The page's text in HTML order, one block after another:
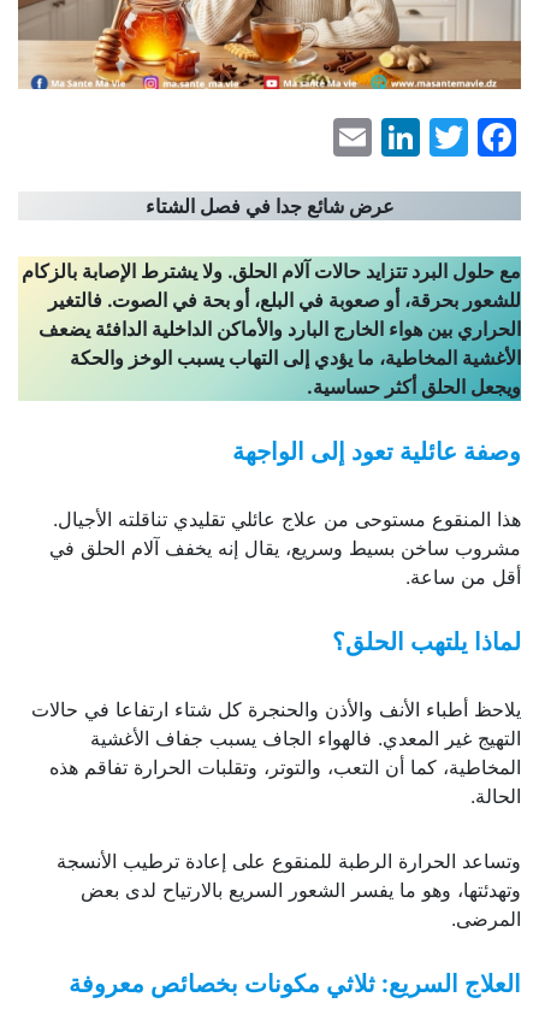
Facebook
Twitter
LinkedIn
عرض شائع جدا في فصل الشتاء
مع حلول البرد تتزايد حالات آلام الحلق. ولا يشترط الإصابة بالزكام
للشعور بحرقة، أو صعوبة في البلع، أو بحة في الصوت. فالتغير
الحراري بين هواء الخارج البارد والأماكن الداخلية الدافئة يضعف
الأغشية المخاطية، ما يؤدي إلى التهاب يسبب الوخز والحكة
ويجعل الحلق أكثر حساسية.
وصفة عائلية تعود إلى الواجهة
هذا المنقوع مستوحى من علاج عائلي تقليدي تناقلته الأجيال.
مشروب ساخن بسيط وسريع، يقال إنه يخفف آلام الحلق في
أقل من ساعة.
لماذا يلتهب الحلق؟
يلاحظ أطباء الأنف والأذن والحنجرة كل شتاء ارتفاعا في حالات
التهيج غير المعدي. فالهواء الجاف يسبب جفاف الأغشية
المخاطية، كما أن التعب، والتوتر، وتقلبات الحرارة تفاقم هذه
الحالة.
وتساعد الحرارة الرطبة للمنقوع على إعادة ترطيب الأنسجة
وتهدئتها، وهو ما يفسر الشعور السريع بالارتياح لدى بعض
المرضى.
العلاج السريع: ثلاثي مكونات بخصائص معروفة